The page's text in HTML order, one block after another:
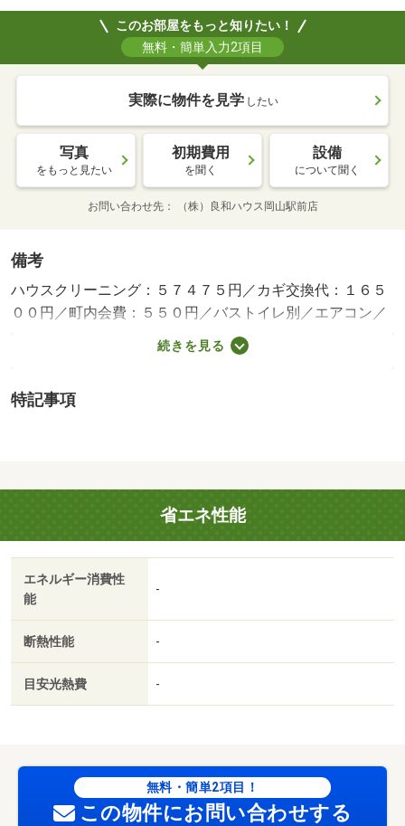
このお部屋をもっと知りたい！
無料・簡単入力2項目
実際に物件を見学 したい
写真
をもっと見たい
初期費用
を聞く
設備
について聞く
お問い合わせ先 （株）良和ハウス岡山駅前店
備考
ハウスクリーニング：５７４７５円／カギ交換代：１６５
００円／町内会費：５５０円／バストイレ別／エアコン／
室内洗濯置／シューズボックス／システムキッチン／南向
き／温水洗浄便座／駐輪場／押入／即入居可／礼金不要／
居室洋室／単身者相談／冷蔵庫／仲介手数料不要／二人入
６８ｍ／岡山市立岡輝中学校（中学校）まで１６１７ｍ／
アートチャイルドケア岡山新保保育（幼稚園・保育園）ま
で３６３ｍ／岡山県立岡山南高校（高校・高専）まで１２
９２ｍ／岡山市役所（役所）まで２４０２ｍ／岡山青江郵
便局（郵便局）まで８８５ｍ/賃貸戸数:15戸
続きを見る
特記事項
省エネ性能
エネルギー消費性
能
-
断熱性能 -
目安光熱費 -
無料・簡単2項目！
この物件にお問い合わせする